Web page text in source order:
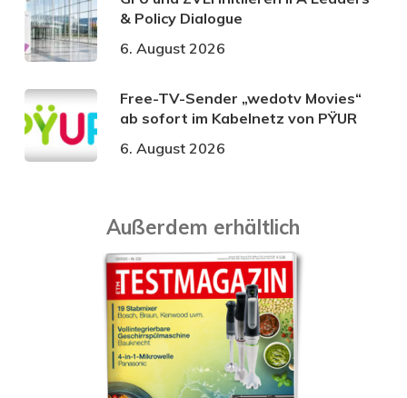
& Policy Dialogue
6. August 2026
Free-TV-Sender „wedotv Movies“
ab sofort im Kabelnetz von PŸUR
6. August 2026
Außerdem erhältlich